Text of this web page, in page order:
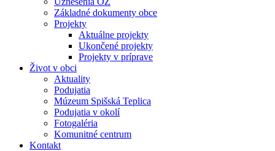
Základné dokumenty obce
Projekty
Aktuálne projekty
Ukončené projekty
Projekty v príprave
Život v obci
Aktuality
Podujatia
Múzeum Spišská Teplica
Podujatia v okolí
Fotogaléria
Komunitné centrum
Kontakt